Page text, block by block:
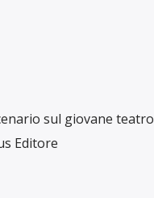
sul giovane teatro
Editore